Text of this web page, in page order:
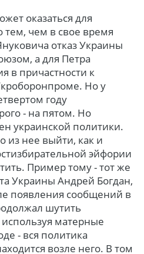
оказаться для
тем, чем в свое время
отказ Украины
а для Петра
в причастности к
Но у
году
- на пятом. Но
украинской политики.
из нее выйти, как и
эйфории
Пример тому - тот же
Украины Андрей Богдан,
появления сообщений в
шутить
матерные
- вся политика
возле него. В том